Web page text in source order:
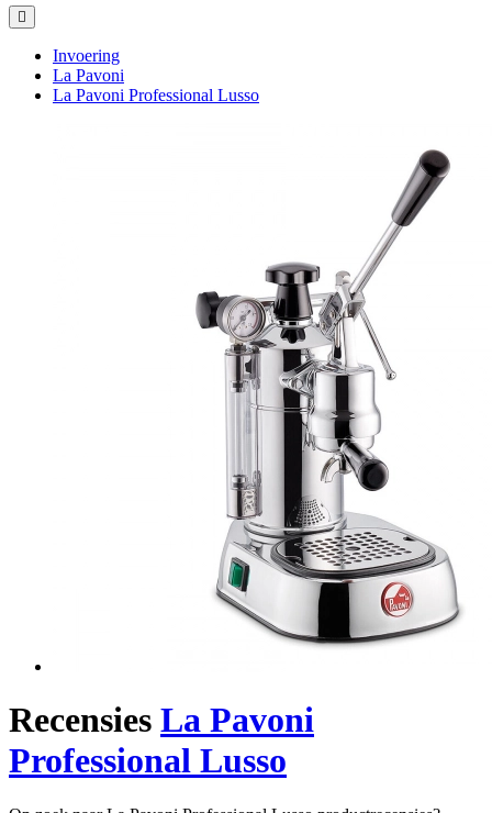
Invoering
La Pavoni
La Pavoni Professional Lusso
Recensies La Pavoni
Professional Lusso